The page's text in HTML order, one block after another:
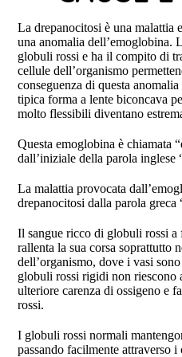
La drepanocitosi è una malattia
una anomalia dell’emoglobina.
globuli rossi e ha il compito di
cellule dell’organismo
conseguenza di questa
tipica forma a lente biconcava
molto flessibili diventano
Questa emoglobina è chiamata
dall’iniziale della parola inglese
La malattia provocata
drepanocitosi dalla parola greca
Il sangue ricco di globuli rossi a
rallenta la sua corsa soprattutto
dell’organismo, dove i vasi
globuli rossi rigidi non riescono
ulteriore carenza di ossigeno e
rossi.
I globuli rossi normali
passando facilmente attraverso